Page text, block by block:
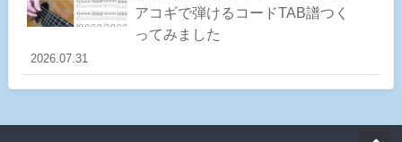
アコギで弾けるコードTAB譜つく
ってみました
2026.07.31